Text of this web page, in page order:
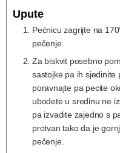
Upute
Pećnicu zagrijte na
pečenje.
Za biskvit posebno
sastojke pa ih sjedinite
poravnajte pa pecite
ubodete u sredinu ne
pa izvadite zajedno s
protvan tako da je
pečenje.